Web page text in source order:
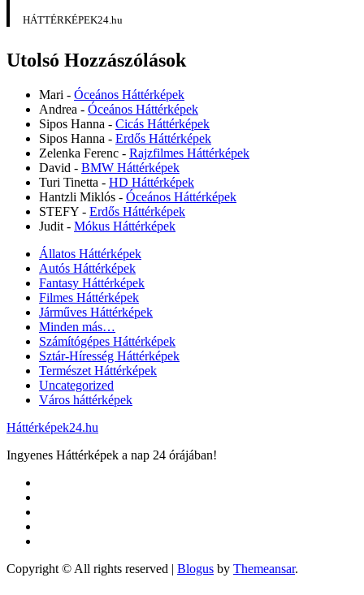
HÁTTÉRKÉPEK24.hu
Utolsó Hozzászólások
Mari - Óceános Háttérképek
Andrea - Óceános Háttérképek
Sipos Hanna - Cicás Háttérképek
Sipos Hanna - Erdős Háttérképek
Zelenka Ferenc - Rajzfilmes Háttérképek
David - BMW Háttérképek
Turi Tinetta - HD Háttérképek
Hantzli Miklós - Óceános Háttérképek
STEFY - Erdős Háttérképek
Judit - Mókus Háttérképek
Állatos Háttérképek
Autós Háttérképek
Fantasy Háttérképek
Filmes Háttérképek
Járműves Háttérképek
Minden más…
Számítógépes Háttérképek
Sztár-Híresség Háttérképek
Természet Háttérképek
Uncategorized
Város háttérképek
Háttérképek24.hu
Ingyenes Háttérképek a nap 24 órájában!
Copyright © All rights reserved | Blogus by Themeansar.